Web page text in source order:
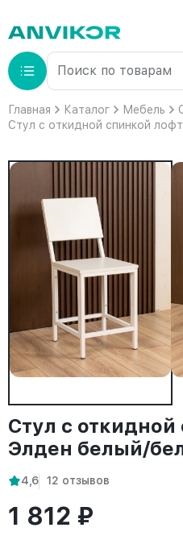
Главная Каталог Мебель
Стул с откидной спинкой
Стул с
Элден белый/
4,6 12 отзывов
1 812 ₽